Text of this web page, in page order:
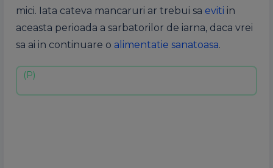
mici. Iata cateva mancaruri ar trebui sa eviti in
aceasta perioada a sarbatorilor de iarna, daca vrei
sa ai in continuare o alimentatie sanatoasa.